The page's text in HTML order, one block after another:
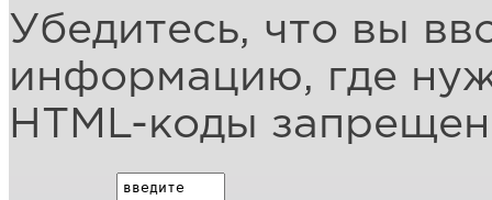
Убедитесь, что вы
информацию, где
HTML-коды